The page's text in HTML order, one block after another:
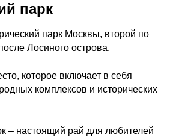
парк
парк Москвы, второй по
Лосиного острова.
которое включает в себя
комплексов и исторических
– настоящий рай для любителей